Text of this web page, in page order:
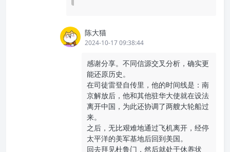
陈大猫
2024-10-17 09:38:44
感谢分享。不同信源交叉分析，确实更
能还原历史。
在司徒雷登自传里，他的时间线是：南
京解放后，他和其他驻华大使就在设法
离开中国，为此还协调了两艘大轮船过
来。
之后，无比艰难地通过飞机离开，经停
太平洋的美军基地后回到美国。
回去拜见杜鲁门，然后就处于休养状